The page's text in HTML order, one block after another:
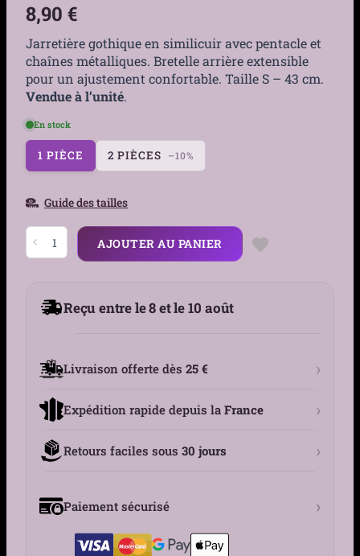
8,90 €
Jarretière gothique en similicuir avec pentacle et
chaînes métalliques. Bretelle arrière extensible
pour un ajustement confortable. Taille S – 43 cm.
Vendue à l’unité.
En stock
1 PIÈCE 2 PIÈCES –10%
Guide des tailles
quantité
de
Jarretière
Chaînes
AJOUTER AU PANIER
Reçu entre le 8 et le 10 août
Livraison offerte dès 25 € ›
Expédition rapide depuis la France ›
Retours faciles sous 30 jours ›
Paiement sécurisé ›